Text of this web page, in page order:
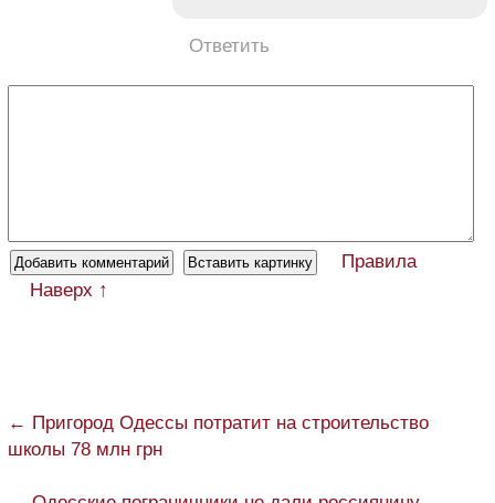
Ответить
Правила
Наверх ↑
← Пригород Одессы потратит на строительство
школы 78 млн грн